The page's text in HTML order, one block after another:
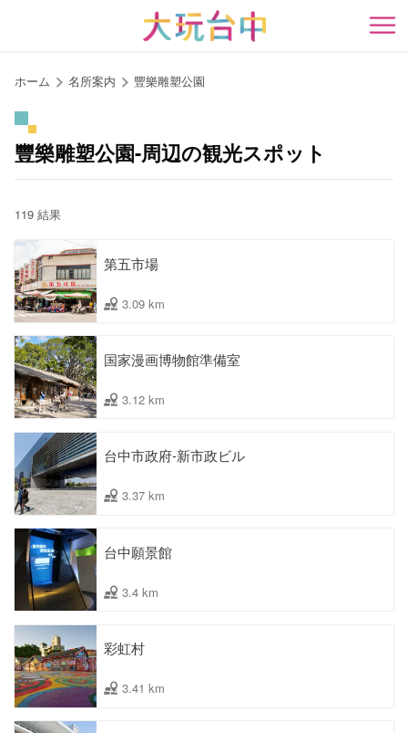
開
ホーム 名所案内 豐樂雕塑公園
豐樂雕塑公園-周辺の観光スポット
119 結果
第五市場
3.09 km
国家漫画博物館準備室
3.12 km
台中市政府-新市政ビル
3.37 km
台中願景館
3.4 km
彩虹村
3.41 km